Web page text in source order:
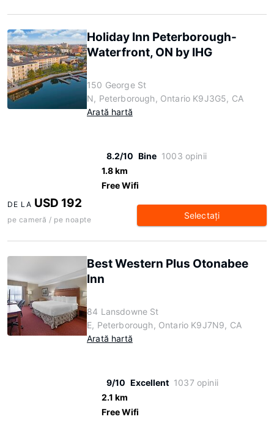
Holiday Inn Peterborough-
Waterfront, ON by IHG
150 George St
N, Peterborough, Ontario K9J3G5, CA
Arată hartă
8.2/10 Bine 1003 opinii
1.8 km
Free Wifi
DE LA USD 192
pe cameră / pe noapte Selectaţi
Best Western Plus Otonabee
Inn
84 Lansdowne St
E, Peterborough, Ontario K9J7N9, CA
Arată hartă
9/10 Excellent 1037 opinii
2.1 km
Free Wifi